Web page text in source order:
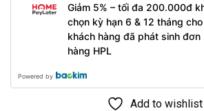
Giảm 5% – tối đa 200.000đ
chọn kỳ hạn 6 & 12 tháng cho
khách hàng đã phát sinh đơn
hàng HPL
Powered by
Add to wishlist